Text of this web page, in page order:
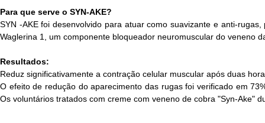
Para que serve o SYN-AKE?
SYN -AKE foi desenvolvido para atuar como suavizante e anti-
Waglerina 1, um componente bloqueador neuromuscular do veneno
Resultados:
Reduz significativamente a contração celular muscular após duas
O efeito de redução do aparecimento das rugas foi verificado em
Os voluntários tratados com creme com veneno de cobra "Syn-Ake"